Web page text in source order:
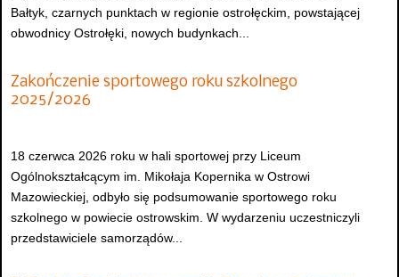
Bałtyk, czarnych punktach w regionie ostrołęckim, powstającej
obwodnicy Ostrołęki, nowych budynkach...
Zakończenie sportowego roku szkolnego
2025/2026
18 czerwca 2026 roku w hali sportowej przy Liceum
Ogólnokształcącym im. Mikołaja Kopernika w Ostrowi
Mazowieckiej, odbyło się podsumowanie sportowego roku
szkolnego w powiecie ostrowskim. W wydarzeniu uczestniczyli
przedstawiciele samorządów...